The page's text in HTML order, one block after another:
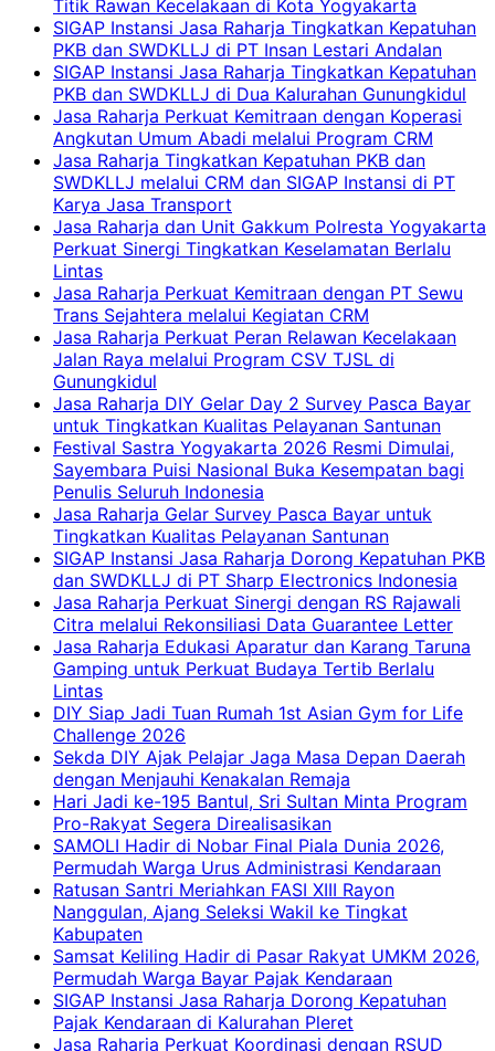
Titik Rawan Kecelakaan di Kota Yogyakarta
SIGAP Instansi Jasa Raharja Tingkatkan Kepatuhan
PKB dan SWDKLLJ di PT Insan Lestari Andalan
SIGAP Instansi Jasa Raharja Tingkatkan Kepatuhan
PKB dan SWDKLLJ di Dua Kalurahan Gunungkidul
Jasa Raharja Perkuat Kemitraan dengan Koperasi
Angkutan Umum Abadi melalui Program CRM
Jasa Raharja Tingkatkan Kepatuhan PKB dan
SWDKLLJ melalui CRM dan SIGAP Instansi di PT
Karya Jasa Transport
Jasa Raharja dan Unit Gakkum Polresta Yogyakarta
Perkuat Sinergi Tingkatkan Keselamatan Berlalu
Lintas
Jasa Raharja Perkuat Kemitraan dengan PT Sewu
Trans Sejahtera melalui Kegiatan CRM
Jasa Raharja Perkuat Peran Relawan Kecelakaan
Jalan Raya melalui Program CSV TJSL di
Gunungkidul
Jasa Raharja DIY Gelar Day 2 Survey Pasca Bayar
untuk Tingkatkan Kualitas Pelayanan Santunan
Festival Sastra Yogyakarta 2026 Resmi Dimulai,
Sayembara Puisi Nasional Buka Kesempatan bagi
Penulis Seluruh Indonesia
Jasa Raharja Gelar Survey Pasca Bayar untuk
Tingkatkan Kualitas Pelayanan Santunan
SIGAP Instansi Jasa Raharja Dorong Kepatuhan PKB
dan SWDKLLJ di PT Sharp Electronics Indonesia
Jasa Raharja Perkuat Sinergi dengan RS Rajawali
Citra melalui Rekonsiliasi Data Guarantee Letter
Jasa Raharja Edukasi Aparatur dan Karang Taruna
Gamping untuk Perkuat Budaya Tertib Berlalu
Lintas
DIY Siap Jadi Tuan Rumah 1st Asian Gym for Life
Challenge 2026
Sekda DIY Ajak Pelajar Jaga Masa Depan Daerah
dengan Menjauhi Kenakalan Remaja
Hari Jadi ke-195 Bantul, Sri Sultan Minta Program
Pro-Rakyat Segera Direalisasikan
SAMOLI Hadir di Nobar Final Piala Dunia 2026,
Permudah Warga Urus Administrasi Kendaraan
Ratusan Santri Meriahkan FASI XIII Rayon
Nanggulan, Ajang Seleksi Wakil ke Tingkat
Kabupaten
Samsat Keliling Hadir di Pasar Rakyat UMKM 2026,
Permudah Warga Bayar Pajak Kendaraan
SIGAP Instansi Jasa Raharja Dorong Kepatuhan
Pajak Kendaraan di Kalurahan Pleret
Jasa Raharja Perkuat Koordinasi dengan RSUD